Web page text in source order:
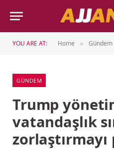
YOU ARE AT: Home » Gündem
GÜNDEM
Trump
vatandaşlık
zorlaştırmayı